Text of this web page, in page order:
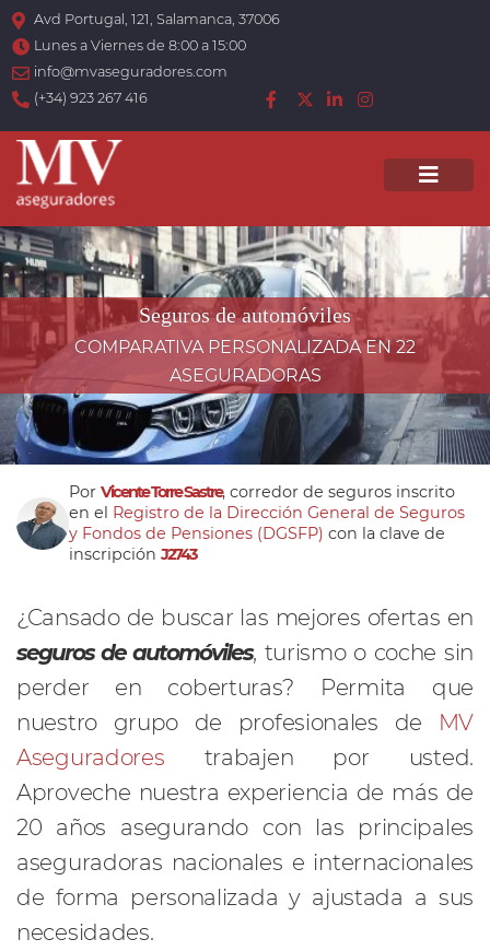
Avd Portugal, 121, Salamanca, 37006
Lunes a Viernes de 8:00 a 15:00
info@mvaseguradores.com
(+34) 923 267 416
Seguros de automóviles
COMPARATIVA PERSONALIZADA EN 22
ASEGURADORAS
Por Vicente Torre Sastre, corredor de seguros inscrito
en el Registro de la Dirección General de Seguros
y Fondos de Pensiones (DGSFP) con la clave de
inscripción J2743
¿Cansado de buscar las mejores ofertas en
seguros de automóviles, turismo o coche sin
perder en coberturas? Permita que
nuestro grupo de profesionales de
MV
Aseguradores trabajen por usted.
Aproveche nuestra experiencia de más de
20 años asegurando con las principales
aseguradoras nacionales e internacionales
de forma personalizada y ajustada a sus
necesidades.